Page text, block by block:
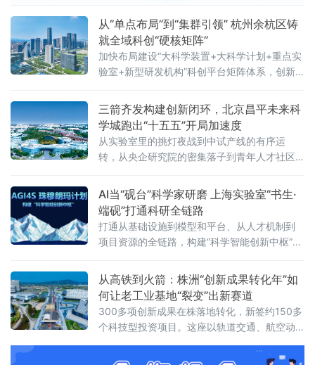
从“单点布局”到“集群引领” 杭州余杭区铸
就全域科创“硬核矩阵”
加快布局建设“大科学装置+大科学计划+重点实
验室+新型研发机构”科创平台矩阵体系，创新
从“零星突破”到“全面领先”。
三箭齐发构建创新闭环，北京昌平未来科
学城跑出“十五五”开局加速度
从实验室里的挑灯夜战到中试产线的有序运
转，从央企研究院的密集落子到青年人才社区
科学城，正以“三箭齐发”的产业锐气与“研城、
央城、校城、产城”四融合的发展底气，在“十五
五”开局之年交出一份成色十足的答卷。
AI当“砚台”科学家研磨 上海实验室“书生·
端砚”打通科研全链路
打通从基础设施到模型和平台、从人才机制到
项目资源的全链路，构建“科学智能创新中枢”。
生”平台基础上全面升级。
从高铁到火箭：株洲“创新成果转化年”如
何让老工业基地“裂变”出新赛道
300多项创新成果在株落地转化，新签约150多
个科技型投资项目。这座以轨道交通、航空动
发鲜明。